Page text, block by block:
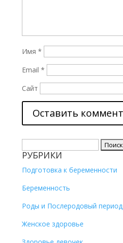
Имя *
Email *
Сайт
РУБРИКИ
Подготовка к беременности
Беременность
Роды и Послеродовый период
Женское здоровье